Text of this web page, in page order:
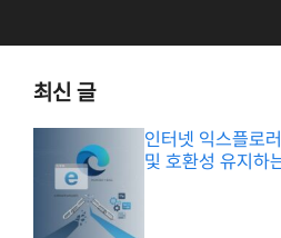
최신 글
인터넷 익스플로
및 호환성 유지하